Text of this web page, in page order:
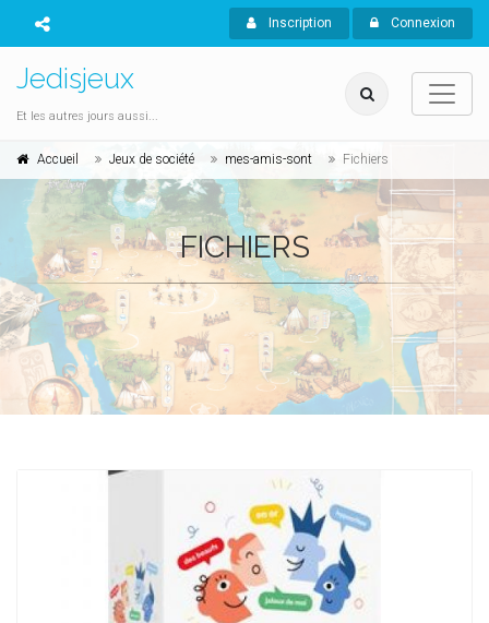
Inscription Connexion
Jedisjeux
Et les autres jours aussi...
Accueil Jeux de société mes-amis-sont Fichiers
FICHIERS